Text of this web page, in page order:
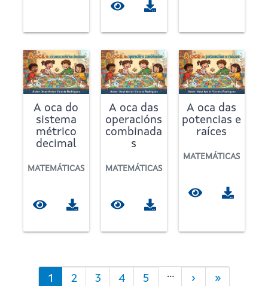
A oca do
sistema
métrico
decimal
MATEMÁTICAS
A oca das
operacións
combinada
s
MATEMÁTICAS
A oca das
potencias e
raíces
MATEMÁTICAS
Paxinación
Páxina
1
Filtro
2
Filtro
3
Filtro
4
Filtro
5 …
Páxina
›
Last
»